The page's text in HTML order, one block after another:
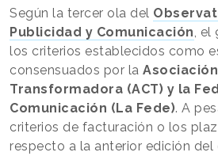
Según la tercer ola del
Publicidad y Comunicación ,
los criterios establecidos como
consensuados por la
Transformadora (ACT) y la
Comunicación (La Fede). A
criterios de facturación o los
respecto a la anterior edición